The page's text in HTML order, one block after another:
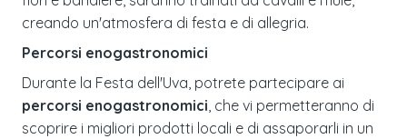
creando un'atmosfera di festa e di allegria.
Percorsi enogastronomici
Durante la Festa dell'Uva, potrete partecipare ai
percorsi enogastronomici , che vi permetteranno di
scoprire i migliori prodotti locali e di assaporarli in un